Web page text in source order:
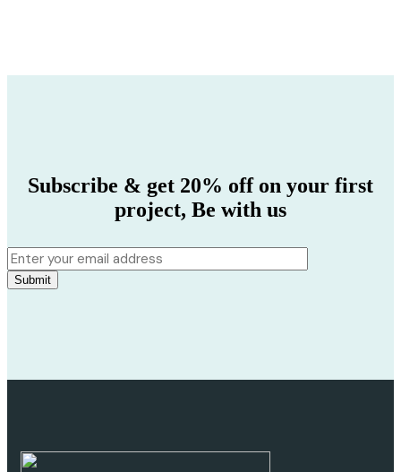
Subscribe & get 20% off on your first
project, Be with us
Submit